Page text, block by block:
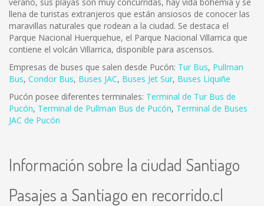
llena de turistas extranjeros que están ansiosos de conocer las
maravillas naturales que rodean a la ciudad. Se destaca el
Parque Nacional Huerquehue, el Parque Nacional Villarrica que
contiene el volcán Villarrica, disponible para ascensos.
Empresas de buses que salen desde Pucón: Tur Bus, Pullman
Bus, Condor Bus, Buses JAC, Buses Jet Sur, Buses Liquiñe
Pucón posee diferentes terminales: Terminal de Tur Bus de
Pucón, Terminal de Pullman Bus de Pucón, Terminal de Buses
JAC de Pucón
Información sobre la ciudad Santiago
Pasajes a Santiago en recorrido.cl